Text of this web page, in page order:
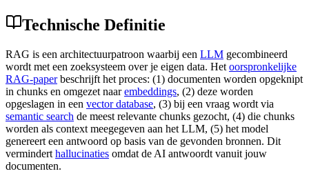
Technische Definitie
RAG is een architectuurpatroon waarbij een LLM gecombineerd
wordt met een zoeksysteem over je eigen data. Het oorspronkelijke
RAG-paperbeschrijft het proces: (1) documenten worden opgeknipt
in chunks en omgezet naarembeddings, (2) deze worden
opgeslagen in een vector database, (3) bij een vraag wordt via
semantic search de meest relevante chunks gezocht, (4) die chunks
worden als context meegegeven aan het LLM, (5) het model
genereert een antwoord op basis van de gevonden bronnen. Dit
vermindert hallucinaties omdat de AI antwoordt vanuit jouw
documenten.